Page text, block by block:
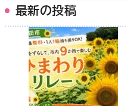
最新の投稿